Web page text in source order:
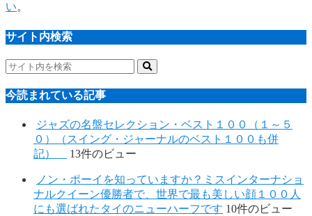
い。
サイト内検索
今読まれている記事
ジャズの名盤セレクション・ベスト１００（１～５
０）（スイング・ジャーナルのベスト１００も併
記）
13件のビュー
ノン・ポーイを知っていますか？ミスインターナショ
ナルクイーン優勝者で、世界で最も美しい顔１００人
にも選ばれたタイのニューハーフです 10件のビュー